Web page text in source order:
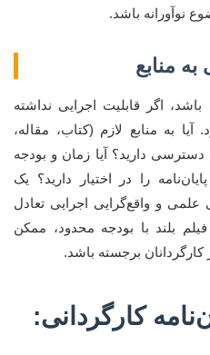
نوآورانه باشد.
منابع
اگر قابلیت اجرایی نداشته
آیا به منابع لازم (کتاب، مقاله،
دارید؟ آیا زمان و بودجه
را در اختیار دارید؟ یک
علمی و واقع‌گرایی اجرایی تعادل
فیلم بلند با بودجه محدود، ممکن
کارگردانان برجسته باشد.
کارگردانی: